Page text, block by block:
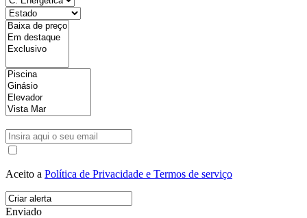
Aceito a Política de Privacidade e Termos de serviço
Enviado